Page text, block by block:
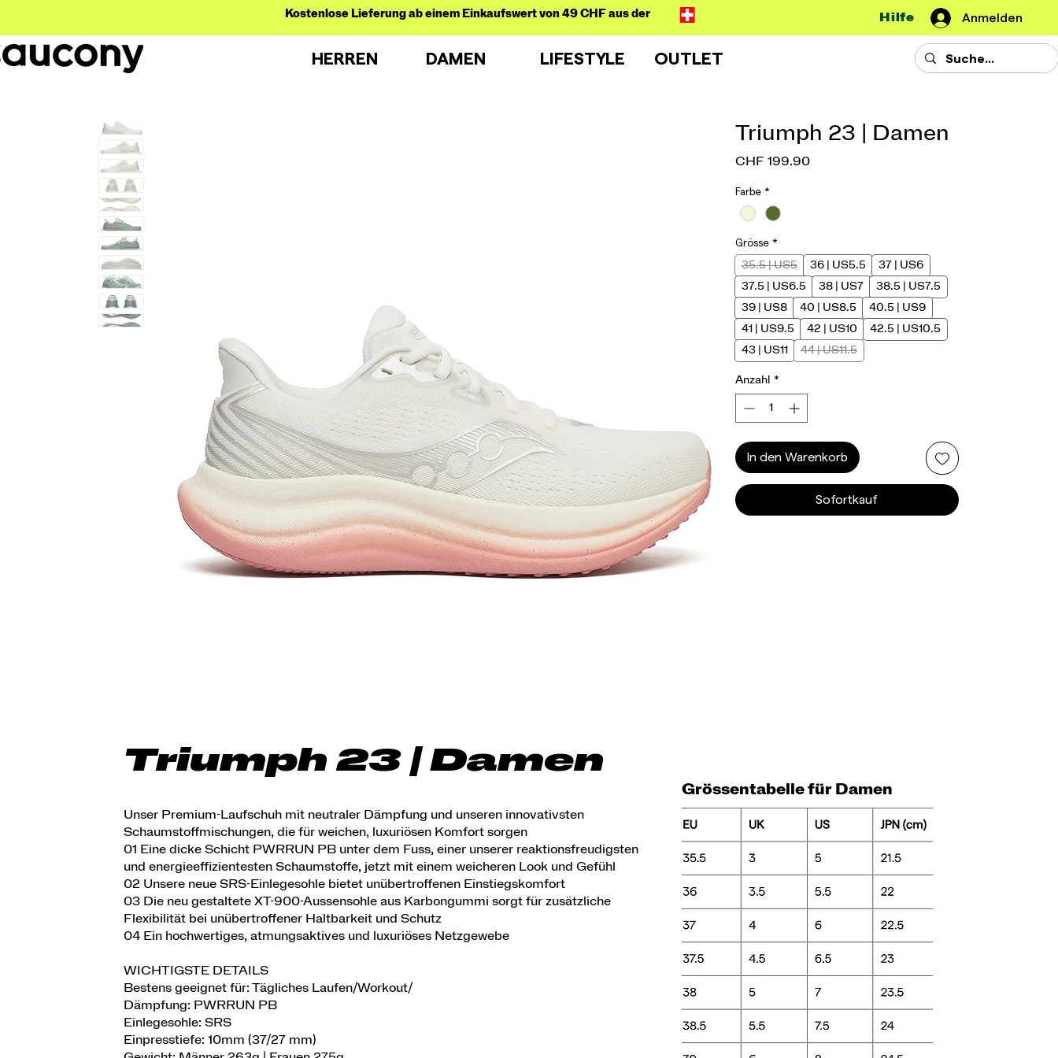
Kostenlose Lieferung ab einem Einkaufswert von 49 CHF aus der Hilfe Anmelden
HERREN DAMEN LIFESTYLE OUTLET
Triumph 23 | Damen
CHF 199.90Preis
Farbe *
Grösse *
35.5 | US5 36 | US5.5
37 | US6
37.5 | US6.5
38 | US7
38.5 | US7.5
39 | US8
40 | US8.5
40.5 | US9
41 | US9.5
42 | US10
42.5 | US10.5
43 | US11
44 | US11.5
Anzahl *
In den Warenkorb
Sofortkauf
Triumph 23 | Damen
Grössentabelle für Damen
Unser Premium-Laufschuh mit neutraler Dämpfung und unseren innovativsten
Schaumstoffmischungen, die für weichen, luxuriösen Komfort sorgen
01 Eine dicke Schicht PWRRUN PB unter dem Fuss, einer unserer reaktionsfreudigsten
und energieeffizientesten Schaumstoffe, jetzt mit einem weicheren Look und Gefühl
02 Unsere neue SRS-Einlegesohle bietet unübertroffenen Einstiegskomfort
03 Die neu gestaltete XT-900-Aussensohle aus Karbongummi sorgt für zusätzliche
Flexibilität bei unübertroffener Haltbarkeit und Schutz
04 Ein hochwertiges, atmungsaktives und luxuriöses Netzgewebe
WICHTIGSTE DETAILS
Bestens geeignet für: Tägliches Laufen/Workout/
Dämpfung: PWRRUN PB
Einlegesohle: SRS
Einpresstiefe: 10mm (37/27 mm)